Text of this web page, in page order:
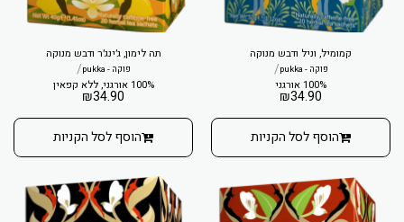
קמומיל, וניל ודבש מנוקה
פוקה - pukka /
100% אורגני
₪34.90
הוסף לסל הקניות
תה לימון, ג׳ינג׳ר ודבש מנוקה
פוקה - pukka /
100% אורגני, ללא קפאין
₪34.90
הוסף לסל הקניות